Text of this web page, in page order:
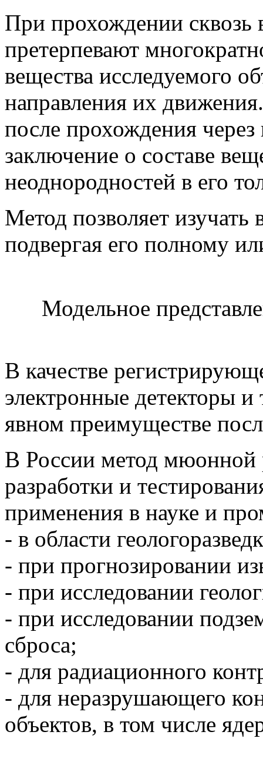
При прохождении сквозь
претерпевают
вещества исследуемого
направления их
после прохождения через
заключение о составе
неоднородностей в его
Метод позволяет
подвергая его полному
Модельное
В качестве
электронные детекторы
явном преимуществе
В России метод мюонной
разработки и
применения в науке и
- в области
- при прогнозировании
- при исследовании
- при исследовании
сброса;
- для радиационного
- для неразрушающего
объектов, в том числе